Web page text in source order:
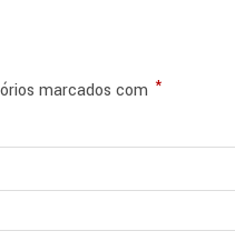
marcados com *